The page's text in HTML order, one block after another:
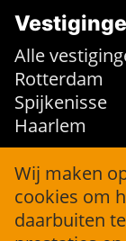
Alle
Rotterdam
Spijkenisse
Haarlem
Contact
+31 (0)10
Wij maken
cookies om
daarbuiten